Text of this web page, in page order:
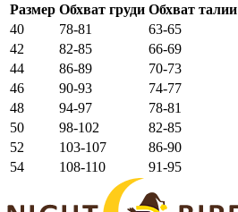
Размер Обхват груди Обхват талии
40
78-81 63-65
42
82-85 66-69
44
86-89 70-73
46
90-93 74-77
48
94-97 78-81
50
98-102 82-85
52
103-107 86-90
54
108-110 91-95